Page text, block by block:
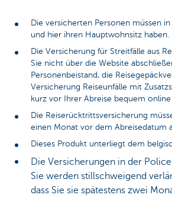
Die versicherten Personen müssen in
und hier ihren Hauptwohnsitz haben.
Die Versicherung für Streitfälle aus
Sie nicht über die Website
Personenbeistand, die
Versicherung Reiseunfälle mit
kurz vor Ihrer Abreise bequem online
Die Reiserücktrittsversicherung
einen Monat vor dem Abreisedatum
Dieses Produkt unterliegt dem
Die Versicherungen in der
Sie werden stillschweigend
dass Sie sie spätestens zwei